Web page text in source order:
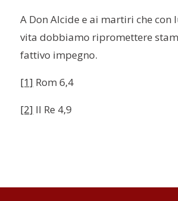
A Don Alcide e ai martiri che con
vita dobbiamo ripromettere
fattivo impegno.
[1] Rom 6,4
[2] II Re 4,9